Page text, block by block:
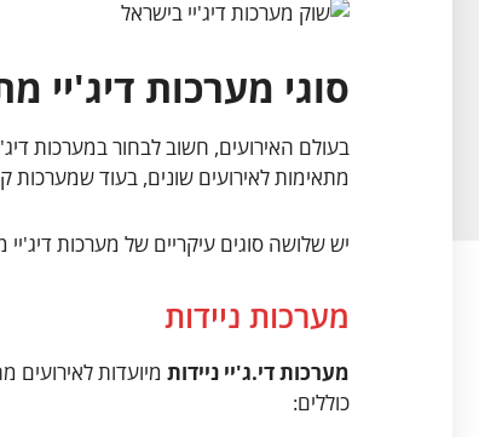
סוגי מערכות דיג'יי
בעולם האירועים, חשוב לבחור במערכות
מתאימות לאירועים שונים, בעוד שמערכות
יש שלושה סוגים עיקריים של מערכות
מערכות ניידות
מערכות די.ג'יי ניידות מיועדות לאירועים
כוללים: